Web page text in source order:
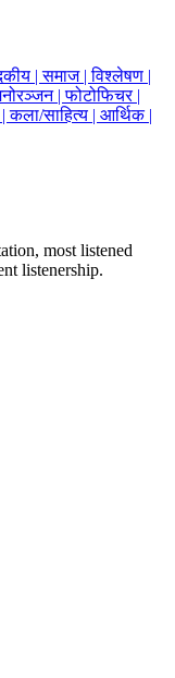
|समाज |विश्लेषण |
|फोटोफिचर |
|कला/साहित्य | आर्थिक |
most listened
listenership.